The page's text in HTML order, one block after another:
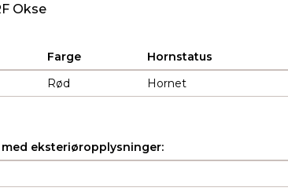
Okse
Farge Hornstatus
Rød Hornet
eksteriøropplysninger: